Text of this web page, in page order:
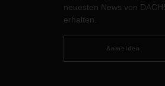
Informationssicherheit
DACHSER zuständig.
neuesten News von
erhalten.
Anmelden